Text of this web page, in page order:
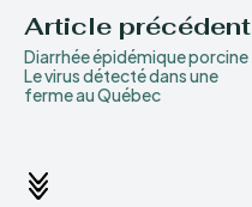
Article précédent
Diarrhée épidémique porcine
Le virus détecté dans une
ferme au Québec